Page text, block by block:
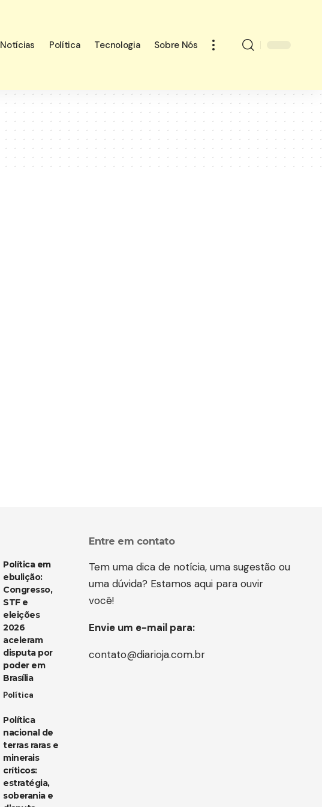
Notícias Política Tecnologia Sobre Nós
Política em
ebulição:
Congresso,
STF e
eleições
2026
aceleram
disputa por
poder em
Brasília
Política
Política
nacional de
terras raras e
minerais
críticos:
estratégia,
soberania e
Entre em contato
Tem uma dica de notícia, uma sugestão ou
uma dúvida? Estamos aqui para ouvir
você!
Envie um e-mail para:
contato@diarioja.com.br